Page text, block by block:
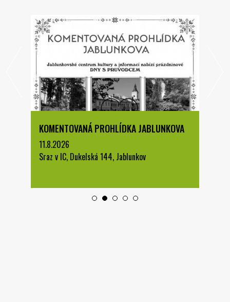
KOMENTOVANÁ PROHLÍDKA JABLUNKOVA
11.8.2026
Sraz v IC, Dukelská 144, Jablunkov